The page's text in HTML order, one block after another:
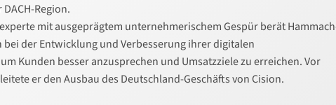
Region.
mit ausgeprägtem unternehmerischem Gespür berät
der Entwicklung und Verbesserung ihrer digitalen
Kunden besser anzusprechen und Umsatzziele zu erreichen. Vor
er den Ausbau des Deutschland-Geschäfts von Cision.